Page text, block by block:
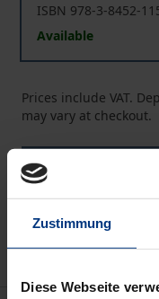
Zustimmung
Diese Webseite
ISBN 978-3-8452-
Available
Prices include VAT.
may vary at checkout.
Add to Wish List
Delivery cost notice